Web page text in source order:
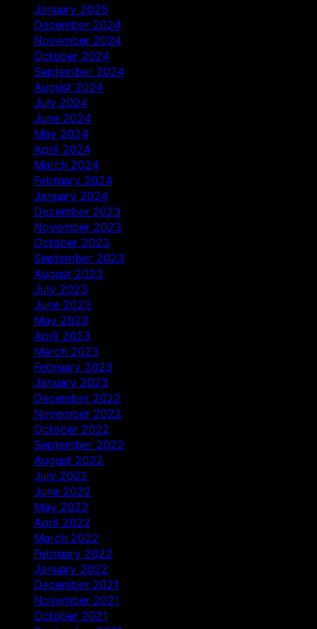
January 2025
December 2024
November 2024
October 2024
September 2024
August 2024
July 2024
June 2024
May 2024
April 2024
March 2024
February 2024
January 2024
December 2023
November 2023
October 2023
September 2023
August 2023
July 2023
June 2023
May 2023
April 2023
March 2023
February 2023
January 2023
December 2022
November 2022
October 2022
September 2022
August 2022
July 2022
June 2022
May 2022
April 2022
March 2022
February 2022
January 2022
December 2021
November 2021
October 2021